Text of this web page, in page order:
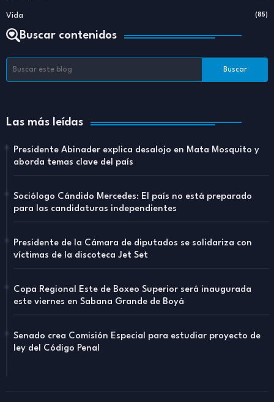
Vida (85)
Buscar contenidos
Las más leídas
Presidente Abinader explica desalojo en Mata Mosquito y
aborda temas clave del país
Sociólogo Cándido Mercedes: El país no está preparado
para las candidaturas independientes
Presidente de la Cámara de diputados se solidariza con
víctimas de la discoteca Jet Set
Copa Regional Este de Boxeo Superior será inaugurada
este viernes en Sabana Grande de Boyá
Senado crea Comisión Especial para estudiar proyecto de
ley del Código Penal